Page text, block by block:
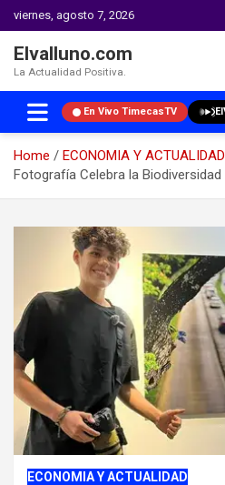
viernes, agosto 7, 2026
Elvalluno.com
La Actualidad Positiva.
En Vivo TimecasTV
Home
ECONOMIA Y ACTUALIDAD
Fotografía Celebra la Biodiversidad
ECONOMIA Y ACTUALIDAD